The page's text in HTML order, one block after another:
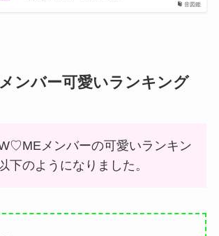
音図鑑
ンバー可愛いランキング
メンバーの可愛いランキン
下のようになりました。